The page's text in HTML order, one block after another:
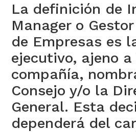
La definición de
Manager o
de Empresas es
ejecutivo, ajeno a
compañía,
Consejo y/o la
General. Esta
dependerá del